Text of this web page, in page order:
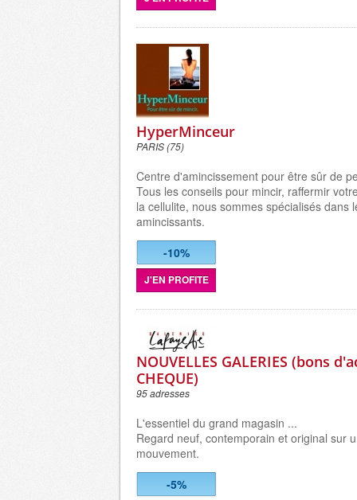
HyperMinceur
PARIS (75)
Centre d'amincissement pour être sûr de
Tous les conseils pour mincir, raffermir
la cellulite, nous sommes spécialisés dans
amincissants.
-10%
J'EN PROFITE
NOUVELLES GALERIES (bons
CHEQUE)
95 adresses
L'essentiel du grand magasin ...
Regard neuf, contemporain et original sur
mouvement.
-5%